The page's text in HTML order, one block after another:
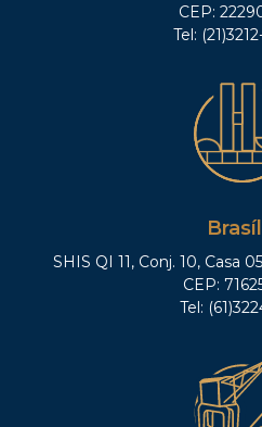
CEP:
Tel:
SHIS QI 11, Conj. 10, Casa
CEP:
Tel: